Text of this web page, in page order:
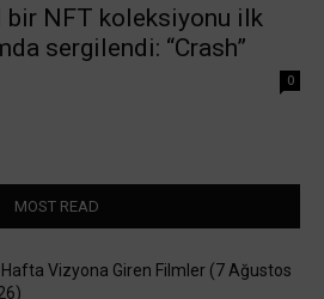
bir NFT koleksiyonu ilk
sergilendi: “Crash”
0
MOST READ
Hafta Vizyona Giren Filmler (7 Ağustos